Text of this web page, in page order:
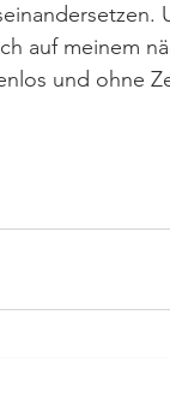
auf meinem
und ohne